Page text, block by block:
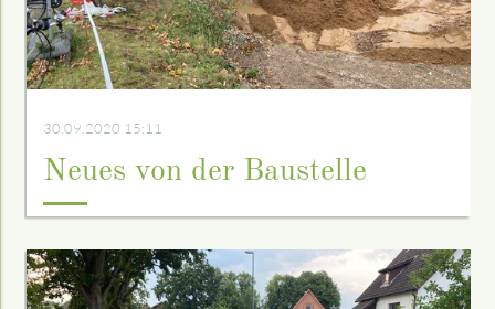
30.09.2020 15:11
Neues von der Baustelle